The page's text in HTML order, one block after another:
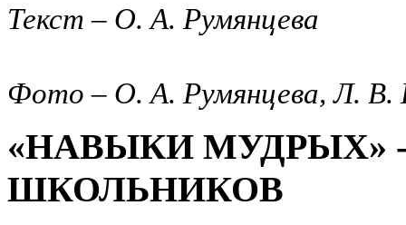
Текст – О. А. Румянцева
Фото – О. А. Румянцева, Л.
«НАВЫКИ МУДРЫХ»
ШКОЛЬНИКОВ